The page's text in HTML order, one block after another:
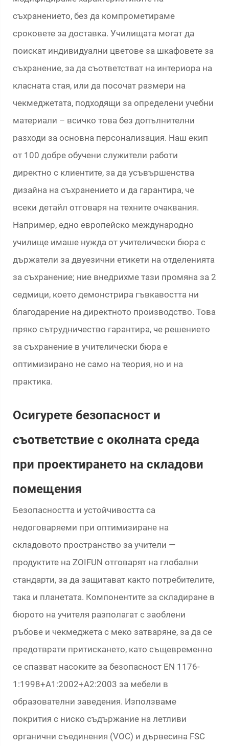
съхранението, без да компрометираме
сроковете за доставка. Училищата могат да
поискат индивидуални цветове за шкафовете за
съхранение, за да съответстват на интериора на
класната стая, или да посочат размери на
чекмеджетата, подходящи за определени учебни
материали – всичко това без допълнителни
разходи за основна персонализация. Наш екип
от 100 добре обучени служители работи
директно с клиентите, за да усъвършенства
дизайна на съхранението и да гарантира, че
всеки детайл отговаря на техните очаквания.
Например, едно европейско международно
училище имаше нужда от учителически бюра с
държатели за двуезични етикети на отделенията
за съхранение; ние внедрихме тази промяна за 2
седмици, което демонстрира гъвкавостта ни
благодарение на директното производство. Това
пряко сътрудничество гарантира, че решението
за съхранение в учителически бюра е
оптимизирано не само на теория, но и на
практика.
Осигурете безопасност и
съответствие с околната среда
при проектирането на складови
помещения
Безопасността и устойчивостта са
недоговаряеми при оптимизиране на
складовото пространство за учители —
продуктите на ZOIFUN отговарят на глобални
стандарти, за да защитават както потребителите,
така и планетата. Компонентите за складиране в
бюрото на учителя разполагат с заоблени
ръбове и чекмеджета с меко затваряне, за да се
предотврати притискането, като същевременно
се спазват насоките за безопасност EN 1176-
1:1998+A1:2002+A2:2003 за мебели в
образователни заведения. Използваме
покрития с ниско съдържание на летливи
органични съединения (VOC) и дървесина FSC